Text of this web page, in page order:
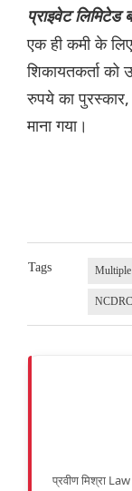
प्राइवेट लिमिटेड
एक ही कमी के
शिकायतकर्ता
रुपये का
माना गया।
Tags Multiple
NCDRC
प्रवीण मिश्रा